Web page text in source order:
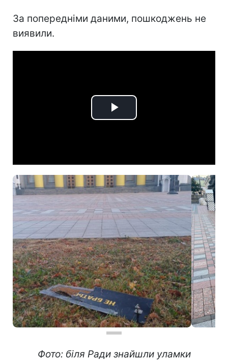
За попередніми даними, пошкоджень не
виявили.
Play
Фото: біля Ради знайшли уламки